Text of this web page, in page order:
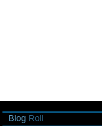
Blog Roll